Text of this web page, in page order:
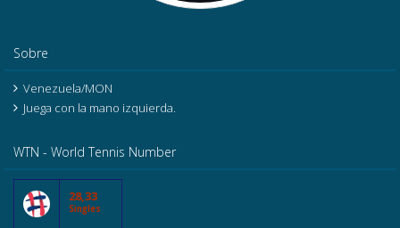
Sobre
Venezuela/MON
Juega con la mano izquierda.
WTN - World Tennis Number
28,33
Singles